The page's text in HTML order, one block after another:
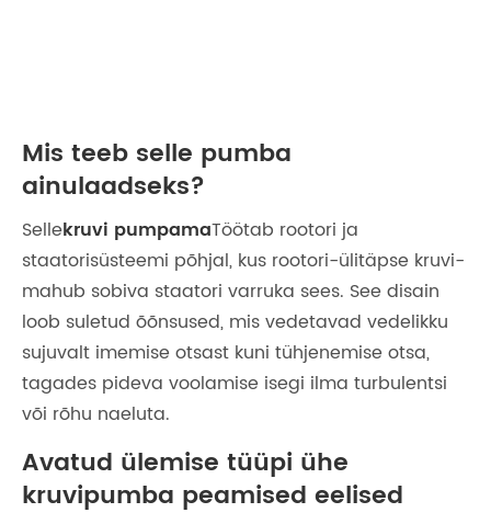
Mis teeb selle pumba
ainulaadseks?
Sellekruvi pumpamaTöötab rootori ja
staatorisüsteemi põhjal, kus rootori-ülitäpse kruvi-
mahub sobiva staatori varruka sees. See disain
loob suletud õõnsused, mis vedetavad vedelikku
sujuvalt imemise otsast kuni tühjenemise otsa,
tagades pideva voolamise isegi ilma turbulentsi
või rõhu naeluta.
Avatud ülemise tüüpi ühe
kruvipumba peamised eelised